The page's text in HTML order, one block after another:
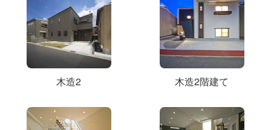
木造2 木造2階建て